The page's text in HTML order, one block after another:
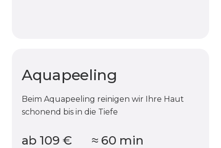
Aquapeeling
Beim Aquapeeling reinigen wir Ihre Haut
schonend bis in die Tiefe
ab 109 € ≈ 60 min